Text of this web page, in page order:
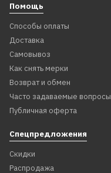
Помощь
Способы оплаты
Доставка
Самовывоз
Как снять мерки
Возврат и обмен
Часто задаваемые вопросы
Публичная оферта
Спецпредложения
Скидки
Распродажа